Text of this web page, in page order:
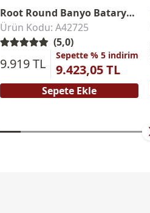
Root Round Banyo Bataryası
Ürün Kodu: A42725
(5,0)
9.919 TL
Sepette % 5 indirim
9.423,05 TL
Sepete Ekle